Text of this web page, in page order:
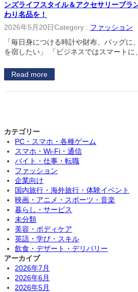
ンズライフスタイル＆アクセサリーブラ
わり名品を！
2026年5月20日Category : ファッション
「毎日身につける時計や財布、バッグに
を宿したい」 「ビジネスではスマート
Read more
カテゴリー
PC・スマホ・各種ゲーム
スマホ・Wi-Fi・通信
バイト・仕事・転職
ファッション
企業向け
国内旅行・海外旅行・体験イベント
映画・アニメ・スポーツ・音楽
暮らし・サービス
未分類
美容・ボディケア
英語・学び・スキル
飲食・デザート・デリバリー
アーカイブ
2026年7月
2026年6月
2026年5月